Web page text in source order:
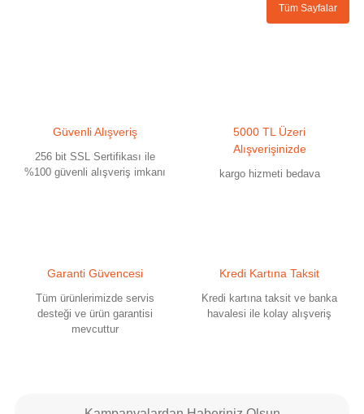
Tüm Sayfalar
Güvenli Alışveriş
256 bit SSL Sertifikası ile
%100 güvenli alışveriş imkanı
5000 TL Üzeri
Alışverişinizde
kargo hizmeti bedava
Garanti Güvencesi
Tüm ürünlerimizde servis
desteği ve ürün garantisi
mevcuttur
Kredi Kartına Taksit
Kredi kartına taksit ve banka
havalesi ile kolay alışveriş